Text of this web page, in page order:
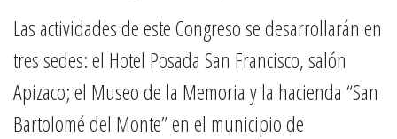
Las actividades de este Congreso se desarrollarán en
tres sedes: el Hotel Posada San Francisco, salón
Apizaco; el Museo de la Memoria y la hacienda “San
Bartolomé del Monte” en el municipio de